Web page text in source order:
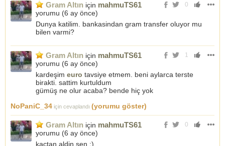
0
Gram Altın için mahmuTS61
yorumu (6 ay önce)
Dunya katilim. bankasindan gram transfer oluyor mu
bilen varmi?
1
Gram Altın için mahmuTS61
yorumu (6 ay önce)
kardeşim euro tavsiye etmem. beni aylarca terste
birakti. sattim kurtuldum
gümüş ne olur acaba? bende hiç yok
NoPaniC_34 için cevaplandı (yorumu göster)
0
Gram Altın için mahmuTS61
yorumu (6 ay önce)
kaçtan aldin sen :)